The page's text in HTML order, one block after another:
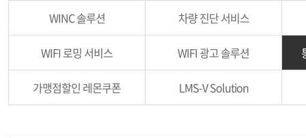
WINC 솔루션 차량 진단 서비스
WIFI 로밍 서비스 WIFI 광고 솔루션
가맹점할인 레몬쿠폰 LMS-V Solution